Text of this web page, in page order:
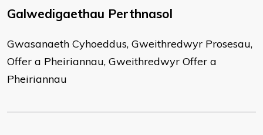
Galwedigaethau Perthnasol
Gwasanaeth Cyhoeddus, Gweithredwyr Prosesau,
Offer a Pheiriannau, Gweithredwyr Offer a
Pheiriannau